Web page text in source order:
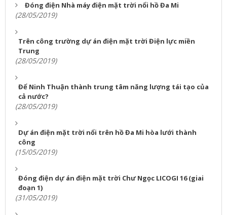
Đóng điện Nhà máy điện mặt trời nổi hồ Đa Mi
(28/05/2019)
Trên công trường dự án điện mặt trời Điện lực miền
Trung
(28/05/2019)
Để Ninh Thuận thành trung tâm năng lượng tái tạo của
cả nước?
(28/05/2019)
Dự án điện mặt trời nổi trên hồ Đa Mi hòa lưới thành
công
(15/05/2019)
Đóng điện dự án điện mặt trời Chư Ngọc LICOGI 16 (giai
đoạn 1)
(31/05/2019)